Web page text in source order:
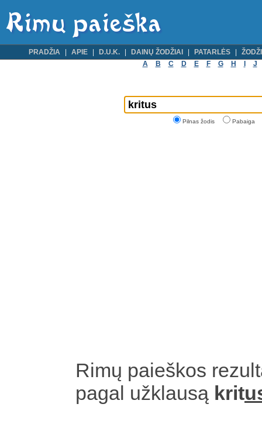
PRADŽIA APIE D.U.K. DAINŲ ŽODŽIAI PATARLĖS
A
B C D E F G H J
Pilnas žodis Pabaiga
Rimų paieškos
pagal užklausą krit